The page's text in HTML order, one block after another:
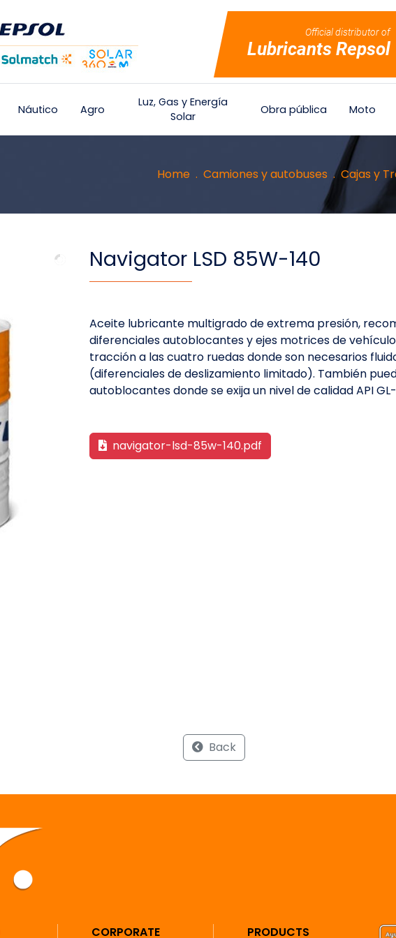
Official distributor of
Lubricants Repsol
Náutico Agro
Luz, Gas y Energía
Solar
Obra pública Moto
Home Camiones y autobuses Cajas y
Navigator LSD 85W-140
Aceite lubricante multigrado de extrema presión,
diferenciales autoblocantes y ejes motrices de
tracción a las cuatro ruedas donde son necesarios
(diferenciales de deslizamiento limitado). También
autoblocantes donde se exija un nivel de calidad API
navigator-lsd-85w-140.pdf
Back
CORPORATE PRODUCTS